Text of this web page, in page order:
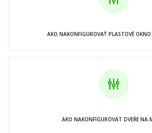
AKO NAKONFIGUROVAŤ PLASTOVÉ
AKO NAKONFIGUROVAT DVEŘE NA